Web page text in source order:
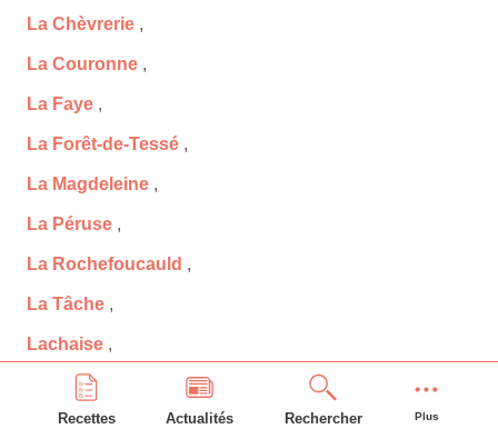
Recettes Actualités Rechercher Plus
La Chèvrerie ,
La Couronne ,
La Faye ,
La Forêt-de-Tessé ,
La Magdeleine ,
La Péruse ,
La Rochefoucauld ,
La Tâche ,
Lachaise ,
Ladiville,
Lagarde-sur-le-Né,